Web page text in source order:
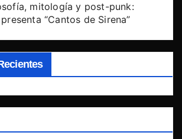
mitología y post-punk:
presenta “Cantos de Sirena”